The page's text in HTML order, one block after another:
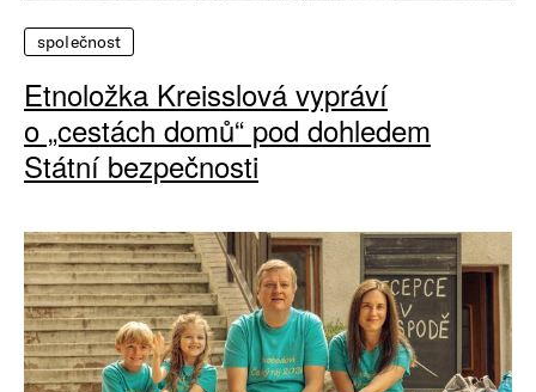
společnost
Etnoložka Kreisslová vypráví
o „cestách domů“ pod dohledem
Státní bezpečnosti